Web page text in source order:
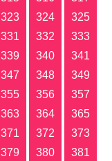
323 324
325
331 332
333
339 340
341
347 348
349
355 356
357
363 364
365
371 372
373
379 380
381